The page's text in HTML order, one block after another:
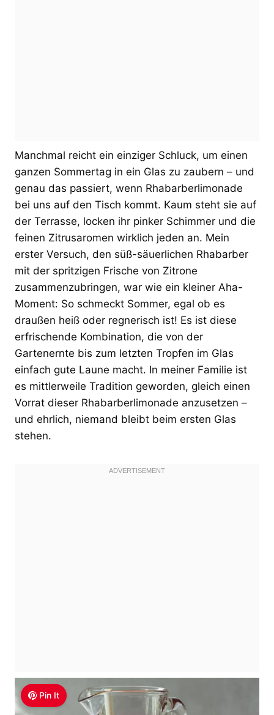
Manchmal reicht ein einziger Schluck, um einen
ganzen Sommertag in ein Glas zu zaubern – und
genau das passiert, wenn Rhabarberlimonade
bei uns auf den Tisch kommt. Kaum steht sie auf
der Terrasse, locken ihr pinker Schimmer und die
feinen Zitrusaromen wirklich jeden an. Mein
erster Versuch, den süß-säuerlichen Rhabarber
mit der spritzigen Frische von Zitrone
zusammenzubringen, war wie ein kleiner Aha-
Moment: So schmeckt Sommer, egal ob es
draußen heiß oder regnerisch ist! Es ist diese
erfrischende Kombination, die von der
Gartenernte bis zum letzten Tropfen im Glas
einfach gute Laune macht. In meiner Familie ist
es mittlerweile Tradition geworden, gleich einen
Vorrat dieser Rhabarberlimonade anzusetzen –
und ehrlich, niemand bleibt beim ersten Glas
stehen.
Pin It